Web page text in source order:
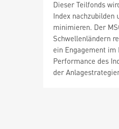
Dieser Teilfonds
Index nachzubilden
minimieren. Der
Schwellenländern
ein Engagement
Performance des
der